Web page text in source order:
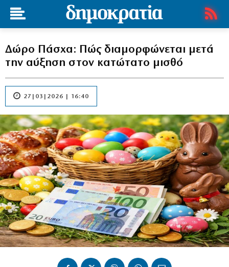
Δώρο Πάσχα: Πώς διαμορφώνεται μετά
την αύξηση στον κατώτατο μισθό
27|03|2026 | 16:40